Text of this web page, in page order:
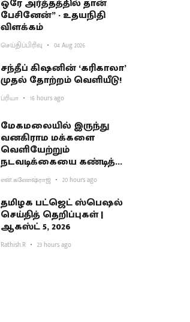
ஒரே அர்த்தத்தில் தான்
பேசினேன்” - உதயநிதி
விளக்கம்
செய்திப்பிரிவு 04 Aug 2026
சந்தீப் கிஷனின் ‘கரிகாலா’
முதல் தோற்றம் வெளியீடு!
ப்ரியா 16 hours ago
மேகமலையில் இருந்து
வனகிராம மக்களை
வெளியேற்றும்
நடவடிக்கையை கண்டித்து
ஆர்ப்பாட்டம்
என்.கணேஷ்ராஜ் 20 hours ago
தமிழக பட்ஜெட் ஸ்பெஷல்
செய்தித் தெறிப்புகள் |
ஆகஸ்ட் 5, 2026
Rathish.R 23 hours ago